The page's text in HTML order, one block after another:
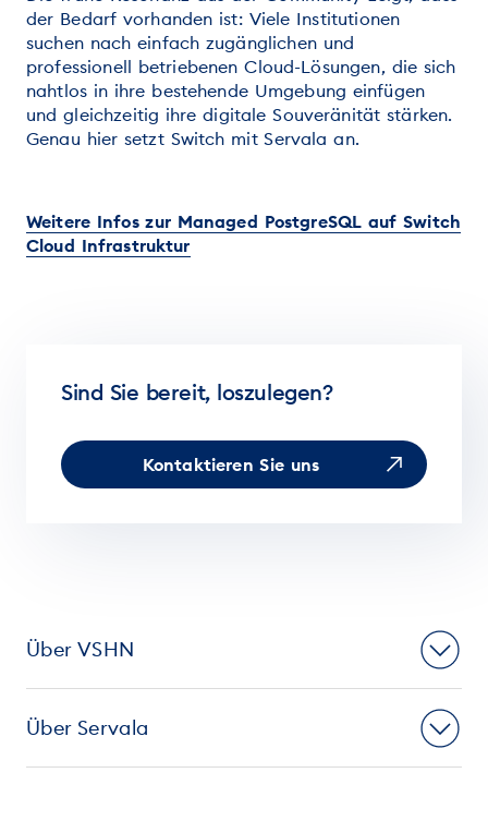
der Bedarf vorhanden ist: Viele Institutionen
suchen nach einfach zugänglichen und
professionell betriebenen Cloud-Lösungen, die sich
nahtlos in ihre bestehende Umgebung einfügen
und gleichzeitig ihre digitale Souveränität stärken.
Genau hier setzt Switch mit Servala an.
Weitere Infos zur Managed PostgreSQL auf Switch
Cloud Infrastruktur
Sind Sie bereit, loszulegen?
Kontaktieren Sie uns
Über VSHN
Über Servala